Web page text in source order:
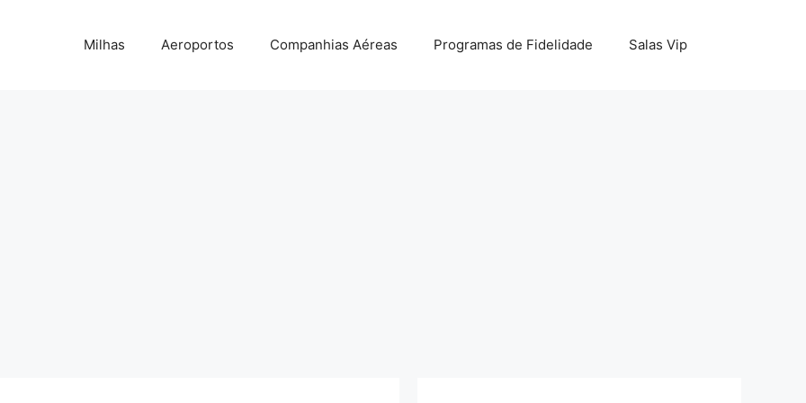
Milhas Aeroportos Companhias Aéreas Programas de Fidelidade Salas Vip